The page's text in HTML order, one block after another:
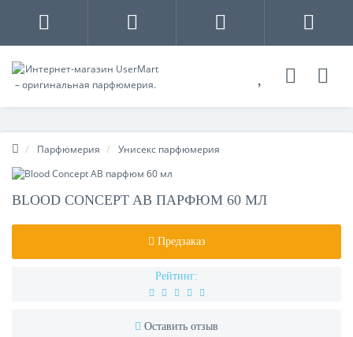
Парфюмерия Унисекс парфюмерия
BLOOD CONCEPT AB ПАРФЮМ 60 МЛ
Предзаказ
Рейтинг:
Оставить отзыв